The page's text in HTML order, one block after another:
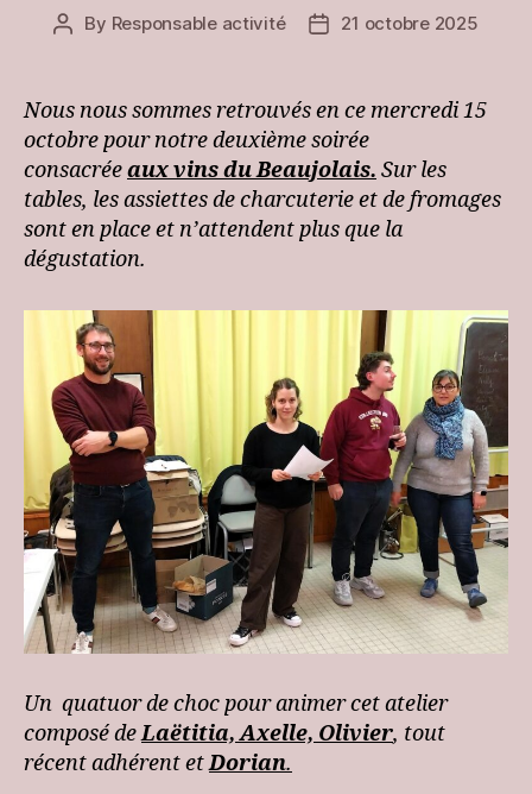
Post
By Responsable activité
Post21 octobre 2025
Nous nous sommes retrouvés en ce mercredi 15
octobre pour notre deuxième soirée
consacréeaux vins du Beaujolais. Sur les
tables, les assiettes de charcuterie et de fromages
sont en place et n’attendent plus que la
dégustation.
Un quatuor de choc pour animer cet atelier
composé deLaëtitia, Axelle, Olivier, tout
récent adhérent etDorian.